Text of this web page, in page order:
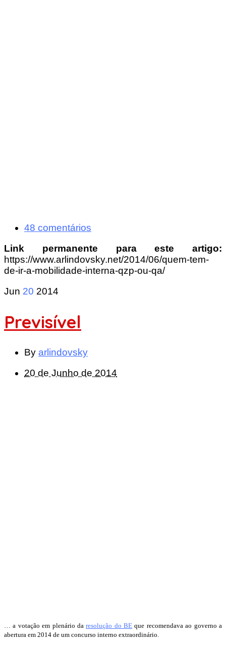
48 comentários
Link permanente para este artigo:
https://www.arlindovsky.net/2014/06/quem-tem-
de-ir-a-mobilidade-interna-qzp-ou-qa/
Jun 20 2014
Previsível
By arlindovsky
20 de Junho de 2014
… a votação em plenário daresolução do BE que recomendava ao governo a
abertura em 2014 de um concurso interno extraordinário.